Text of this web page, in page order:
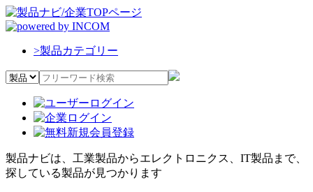
>製品カテゴリー
製品ナビは、工業製品からエレクトロニクス、IT製品まで、
探している製品が見つかります